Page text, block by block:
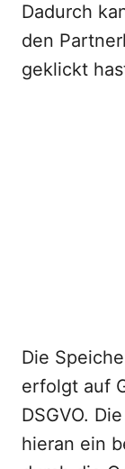
Dadurch
den
geklickt
Die
erfolgt auf
DSGVO.
hieran ein